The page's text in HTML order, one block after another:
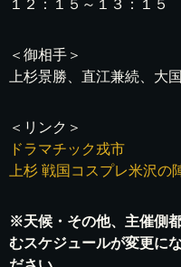
１２：１５～１３：１５
＜御相手＞
上杉景勝、直江兼続、大
＜リンク＞
ドラマチック戎市
上杉 戦国コスプレ米沢の
※天候・その他、主催側
むスケジュールが変更に